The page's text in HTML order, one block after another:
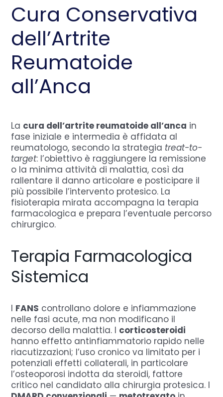
Cura Conservativa
dell’Artrite
Reumatoide
all’Anca
La cura dell’artrite reumatoide all’anca in
fase iniziale e intermedia è affidata al
reumatologo, secondo la strategia treat-to-
target: l’obiettivo è raggiungere la remissione
o la minima attività di malattia, così da
rallentare il danno articolare e posticipare il
più possibile l’intervento protesico. La
fisioterapia mirata accompagna la terapia
farmacologica e prepara l’eventuale percorso
chirurgico.
Terapia Farmacologica
Sistemica
I FANS controllano dolore e infiammazione
nelle fasi acute, ma non modificano il
decorso della malattia. I corticosteroidi
hanno effetto antinfiammatorio rapido nelle
riacutizzazioni; l’uso cronico va limitato per i
potenziali effetti collaterali, in particolare
l’osteoporosi indotta da steroidi, fattore
critico nel candidato alla chirurgia protesica. I